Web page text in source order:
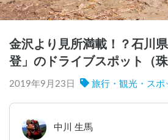
金沢より見所満載！？石川
登」のドライブスポット（
2019年9月23日 旅行・観光・スポ
中川 生馬